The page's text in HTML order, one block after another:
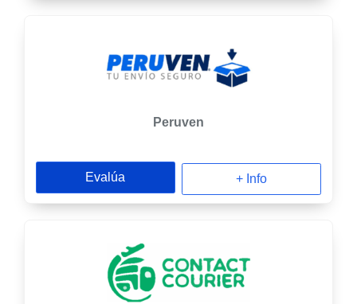
Peruven
Evalúa + Info